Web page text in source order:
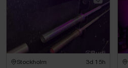
Stockholm 3d 15h